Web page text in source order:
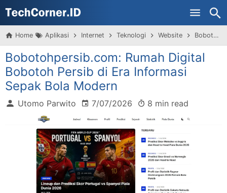
Skip to main content
Home Aplikasi Internet Teknologi Website Bobotohpersib.com: Rumah Digital Bobotoh Persib di Era Informasi Sepak Bola Modern
Bobotohpersib.com: Rumah Digital
Bobotoh Persib di Era Informasi
Sepak Bola Modern
Utomo Parwito 7/07/2026 8 min read